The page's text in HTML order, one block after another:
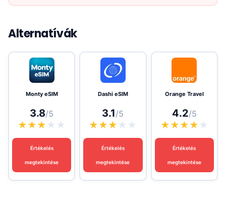
Alternatívák
Monty eSIM
3.8/5
★★★ ★ ★
Értékelés
megtekintése
Dashi eSIM
3.1/5
★★★ ★ ★
Értékelés
megtekintése
Orange Travel
4.2/5
★★★★ ★
Értékelés
megtekintése